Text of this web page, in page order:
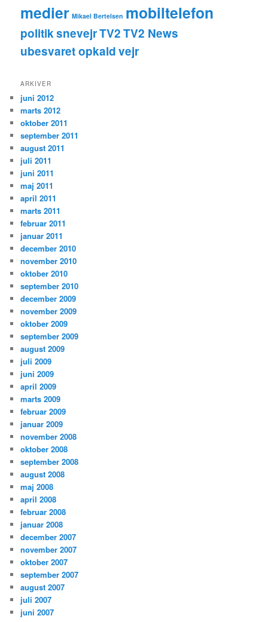
medier Mikael Bertelsen mobiltelefon
politiksnevejrTV2TV2 News
ubesvaret opkaldvejr
ARKIVER
juni 2012
marts 2012
oktober 2011
september 2011
august 2011
juli 2011
juni 2011
maj 2011
april 2011
marts 2011
februar 2011
januar 2011
december 2010
november 2010
oktober 2010
september 2010
december 2009
november 2009
oktober 2009
september 2009
august 2009
juli 2009
juni 2009
april 2009
marts 2009
februar 2009
januar 2009
november 2008
oktober 2008
september 2008
august 2008
maj 2008
april 2008
februar 2008
januar 2008
december 2007
november 2007
oktober 2007
september 2007
august 2007
juli 2007
juni 2007